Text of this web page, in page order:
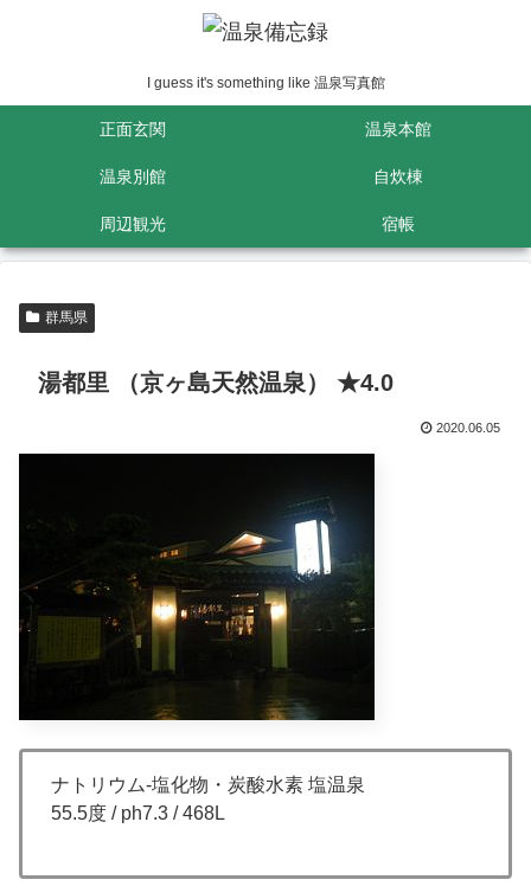
I guess it's something like 温泉写真館
正面玄関 温泉本館
温泉別館 自炊棟
周辺観光 宿帳
群馬県
湯都里 （京ヶ島天然温泉） ★4.0
2020.06.05
ナトリウム-塩化物・炭酸水素 塩温泉
55.5度 / ph7.3 / 468L